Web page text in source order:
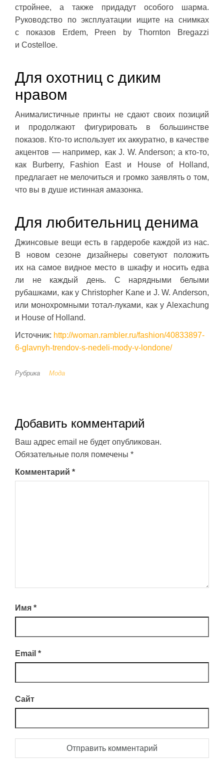
стройнее, а также придадут особого шарма.
Руководство по эксплуатации ищите на снимках
с показов Erdem, Preen by Thornton Bregazzi
и Costelloe.
Для охотниц с диким
нравом
Анималистичные принты не сдают своих позиций
и продолжают фигурировать в большинстве
показов. Кто-то использует их аккуратно, в качестве
акцентов — например, как J. W. Anderson; а кто-то,
как Burberry, Fashion East и House of Holland,
предлагает не мелочиться и громко заявлять о том,
что вы в душе истинная амазонка.
Для любительниц денима
Джинсовые вещи есть в гардеробе каждой из нас.
В новом сезоне дизайнеры советуют положить
их на самое видное место в шкафу и носить едва
ли не каждый день. С нарядными белыми
рубашками, как у Christopher Kane и J. W. Anderson,
или монохромными тотал-луками, как у Alexachung
и House of Holland.
Источник: http://woman.rambler.ru/fashion/40833897-
6-glavnyh-trendov-s-nedeli-mody-v-londone/
Рубрика Мода
Добавить комментарий
Ваш адрес email не будет опубликован.
Обязательные поля помечены *
Комментарий *
Имя *
Email *
Сайт